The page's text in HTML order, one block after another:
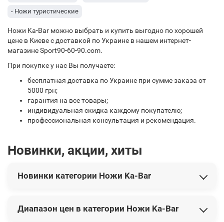
- Ножи туристические
Ножи Ka-Bar можно выбрать и купить выгодно по хорошей
цене в Киеве с доставкой по Украине в нашем интернет-
магазине Sport90-60-90.com.
При покупке у нас Вы получаете:
бесплатная доставка по Украине при сумме заказа от
5000 грн;
гарантия на все товары;
индивидуальная скидка каждому покупателю;
профессиональная консультация и рекомендация.
Новинки, акции, хиты
Новинки категории Ножи Ka-Bar
Нож KA-BAR "Becker Folder" арт.BK403 995 грн
Диапазон цен в категории Ножи Ka-Bar